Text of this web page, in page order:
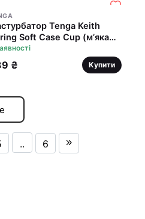
Tenga Keith
Soft Case Cup (м’яка
стисний
₴ Купити
.. 6